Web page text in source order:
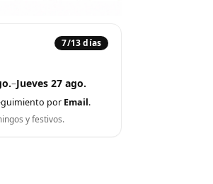
7/13 días
–Jueves 27 ago.
por Email.
y festivos.